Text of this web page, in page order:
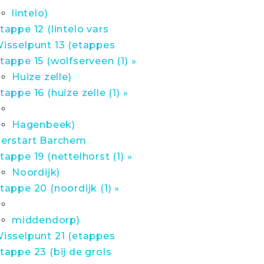
lintelo)
12 (lintelo vars
13 (etappes
15 (wolfserveen (1) »
Huize zelle)
16 (huize zelle (1) »
Hagenbeek)
Barchem
19 (nettelhorst (1) »
Noordijk)
20 (noordijk (1) »
middendorp)
21 (etappes
23 (bij de grols